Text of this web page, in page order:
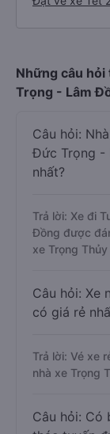
Những câu
Trọng - Lâm
Câu hỏi:
Đức Trọng -
nhất?
Trả lời: Xe đi
Đồng được
xe Trọng
Câu hỏi: Xe
có giá rẻ
Trả lời: Vé xe
nhà xe Trọng
Câu hỏi: Có